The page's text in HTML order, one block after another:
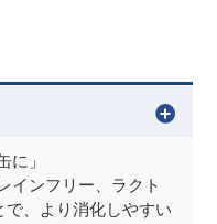
に」
インフリー、ラクト
、より消化しやすい